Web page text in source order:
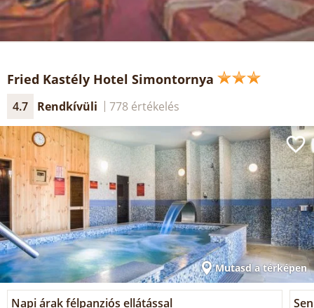
Fried Kastély Hotel Simontornya
4.7 Rendkívüli 778 értékelés
Mutasd a térképen
Napi árak félpanziós ellátással